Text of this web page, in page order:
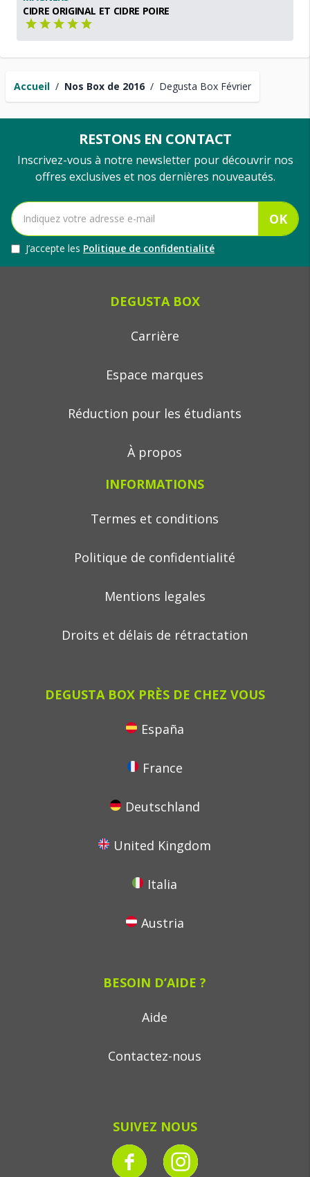
Accueil / Nos Box de 2016 / Degusta Box Février
CIDRE ORIGINAL ET CIDRE POIRE
RESTONS EN CONTACT
Inscrivez-vous à notre newsletter pour découvrir nos
offres exclusives et nos dernières nouveautés.
OK
J’accepte les Politique de confidentialité
DEGUSTA BOX
Carrière
Espace marques
Réduction pour les étudiants
À propos
INFORMATIONS
Termes et conditions
Politique de confidentialité
Mentions legales
Droits et délais de rétractation
DEGUSTA BOX PRÈS DE CHEZ VOUS
España
France
Deutschland
United Kingdom
Italia
Austria
BESOIN D’AIDE ?
Aide
Contactez-nous
SUIVEZ NOUS